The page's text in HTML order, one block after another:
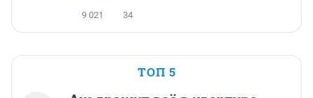
9 021 34
ТОП 5